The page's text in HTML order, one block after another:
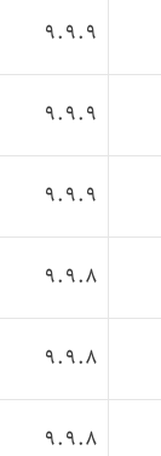
9.9.9
9.9.9
9.9.9
9.9.8
9.9.8
9.9.8